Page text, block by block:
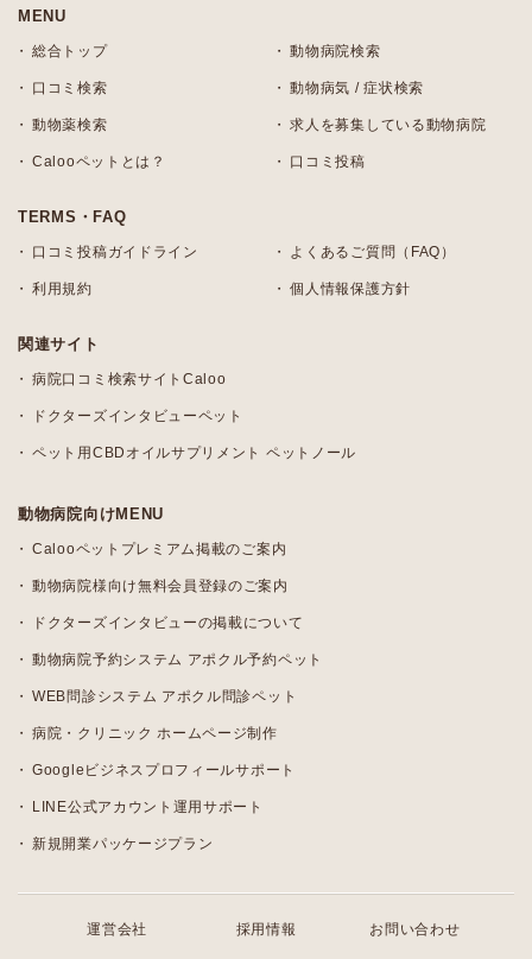
MENU
総合トップ 動物病院検索
口コミ検索 動物病気 / 症状検索
動物薬検索 求人を募集している動物病院
Calooペットとは？ 口コミ投稿
TERMS・FAQ
口コミ投稿ガイドライン よくあるご質問（FAQ）
利用規約 個人情報保護方針
関連サイト
病院口コミ検索サイトCaloo
ドクターズインタビューペット
ペット用CBDオイルサプリメント ペットノール
動物病院向けMENU
Calooペットプレミアム掲載のご案内
動物病院様向け無料会員登録のご案内
ドクターズインタビューの掲載について
動物病院予約システム アポクル予約ペット
WEB問診システム アポクル問診ペット
病院・クリニック ホームページ制作
Googleビジネスプロフィールサポート
LINE公式アカウント運用サポート
新規開業パッケージプラン
運営会社 採用情報 お問い合わせ